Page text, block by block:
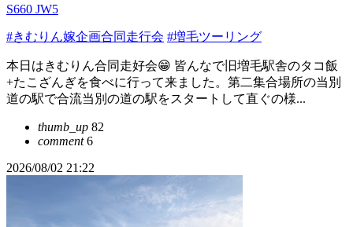
S660 JW5
#きむりん嫁企画合同走行会 #増毛ツーリング
本日はきむりん合同走好会😁 皆んなで旧増毛駅舎のタコ飯
+たこざんぎを食べに行って来ました。第二集合場所の当別
道の駅で合流当別の道の駅をスタートして直ぐの様...
thumb_up 82
comment6
2026/08/02 21:22